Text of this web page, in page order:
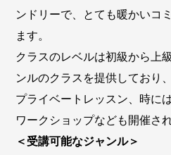
ンドリーで、とても暖かいコ
ます。
クラスのレベルは初級から上
ンルのクラスを提供しており
プライベートレッスン、時に
ワークショップなども開催さ
＜受講可能なジャンル＞